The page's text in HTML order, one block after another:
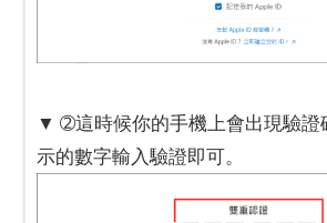
▼ ➁這時候你的手機上會出現驗證
示的數字輸入驗證即可。